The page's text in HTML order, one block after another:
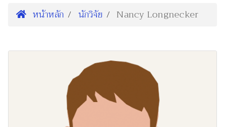
หน้าหลัก นักวิจัย Nancy Longnecker